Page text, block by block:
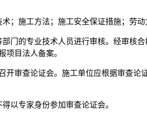
；施工方法；施工安全保证措施；劳
门的专业技术人员进行审核。经审核
项目法人备案。
审查论证会。施工单位应根据审查
以专家身份参加审查论证会。